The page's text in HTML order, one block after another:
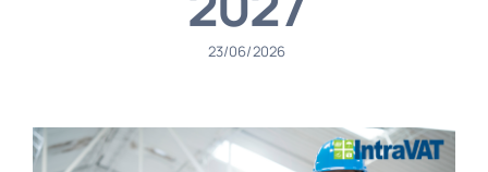
23/06/2026